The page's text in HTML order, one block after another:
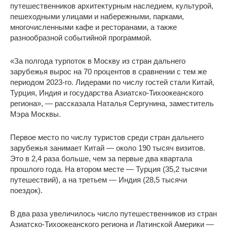
путешественников архитектурным наследием, культурой,
пешеходными улицами и набережными, парками,
многочисленными кафе и ресторанами, а также
разнообразной событийной программой.
«За полгода турпоток в Москву из стран дальнего
зарубежья вырос на 70 процентов в сравнении с тем же
периодом 2023-го. Лидерами по числу гостей стали Китай,
Турция, Индия и государства Азиатско-Тихоокеанского
региона», — рассказала Наталья Сергунина, заместитель
Мэра Москвы.
Первое место по числу туристов среди стран дальнего
зарубежья занимает Китай — около 190 тысяч визитов.
Это в 2,4 раза больше, чем за первые два квартала
прошлого года. На втором месте — Турция (35,2 тысячи
путешествий), а на третьем — Индия (28,5 тысячи
поездок).
В два раза увеличилось число путешественников из стран
Азиатско-Тихоокеанского региона и Латинской Америки —